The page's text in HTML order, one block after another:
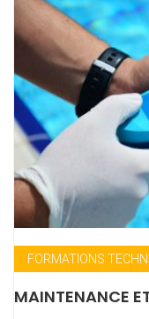
FORMATIONS
MAINTENANCE